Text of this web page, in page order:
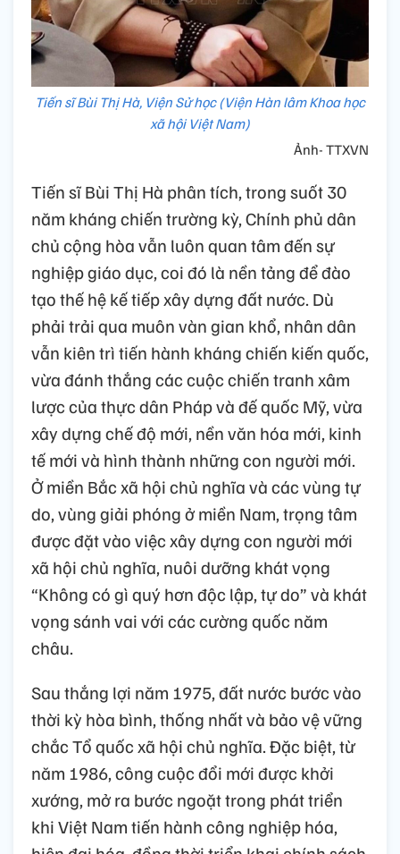
Tiến sĩ Bùi Thị Hà, Viện Sử học (Viện Hàn lâm Khoa học
xã hội Việt Nam)
Ảnh- TTXVN
Tiến sĩ Bùi Thị Hà phân tích, trong suốt 30
năm kháng chiến trường kỳ, Chính phủ dân
chủ cộng hòa vẫn luôn quan tâm đến sự
nghiệp giáo dục, coi đó là nền tảng để đào
tạo thế hệ kế tiếp xây dựng đất nước. Dù
phải trải qua muôn vàn gian khổ, nhân dân
vẫn kiên trì tiến hành kháng chiến kiến quốc,
vừa đánh thắng các cuộc chiến tranh xâm
lược của thực dân Pháp và đế quốc Mỹ, vừa
xây dựng chế độ mới, nền văn hóa mới, kinh
tế mới và hình thành những con người mới.
Ở miền Bắc xã hội chủ nghĩa và các vùng tự
do, vùng giải phóng ở miền Nam, trọng tâm
được đặt vào việc xây dựng con người mới
xã hội chủ nghĩa, nuôi dưỡng khát vọng
“Không có gì quý hơn độc lập, tự do” và khát
vọng sánh vai với các cường quốc năm
châu.
Sau thắng lợi năm 1975, đất nước bước vào
thời kỳ hòa bình, thống nhất và bảo vệ vững
chắc Tổ quốc xã hội chủ nghĩa. Đặc biệt, từ
năm 1986, công cuộc đổi mới được khởi
xướng, mở ra bước ngoặt trong phát triển
khi Việt Nam tiến hành công nghiệp hóa,